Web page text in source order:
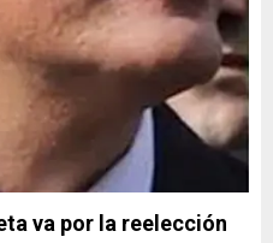
va por la reelección